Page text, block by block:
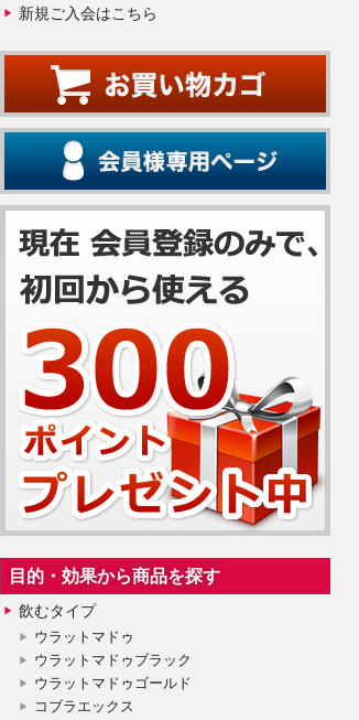
新規ご入会はこちら
目的・効果から商品を探す
飲むタイプ
ウラットマドゥ
ウラットマドゥブラック
ウラットマドゥゴールド
コブラエックス